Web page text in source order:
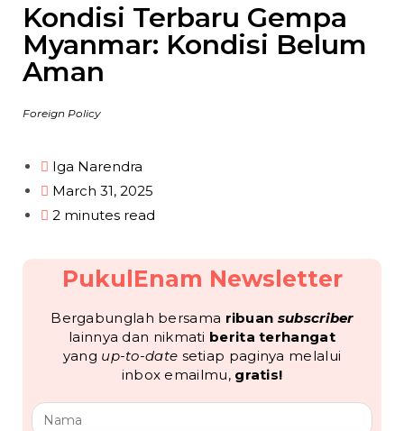
Kondisi Terbaru Gempa
Myanmar: Kondisi Belum
Aman
Foreign Policy
Iga Narendra
March 31, 2025
2 minutes read
PukulEnam Newsletter
Bergabunglah bersama ribuan subscriber
lainnya dan nikmati berita terhangat
yang up-to-date setiap paginya melalui
inbox emailmu, gratis!